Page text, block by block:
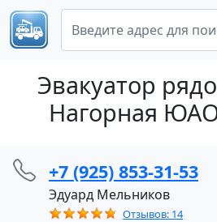
Эвакуатор
Нагорная
+7 (925) 853-31-53
Эдуард Мельников
Отзывов: 14